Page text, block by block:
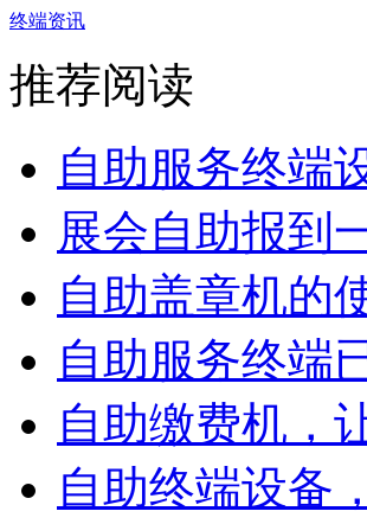
终端资讯
推荐阅读
自助服务终端
展会自助报到
自助盖章机的
自助服务终端
自助缴费机，
自助终端设备